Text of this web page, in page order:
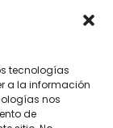
tecnologías
a la información
nos
de
conexión a la
realizará la
todo
del alumno)
la